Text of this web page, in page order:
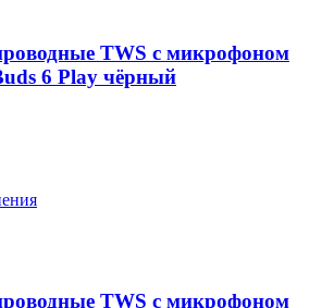
TWS с микрофоном
6 Play чёрный
TWS с микрофоном